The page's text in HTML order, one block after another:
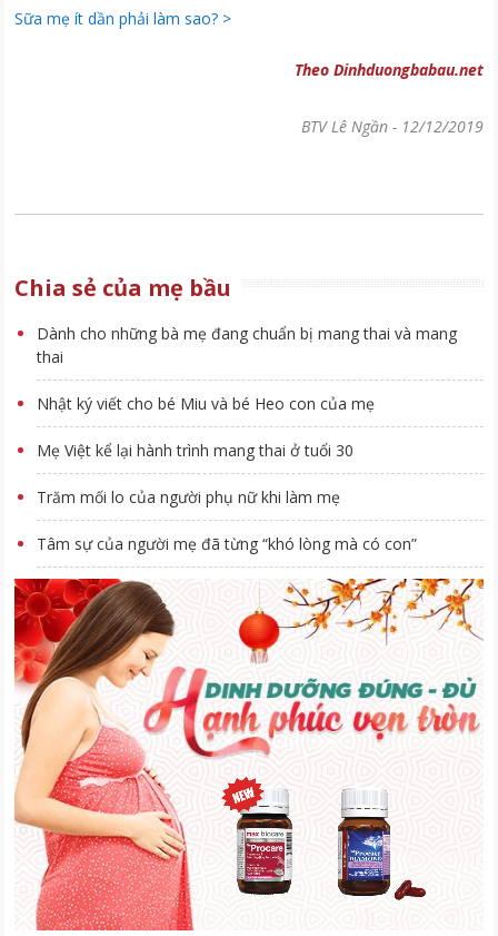
Sữa mẹ ít dần phải làm sao? >
Theo Dinhduongbabau.net
BTV Lê Ngần- 12/12/2019
Chia sẻ của mẹ bầu
Dành cho những bà mẹ đang chuẩn bị mang thai và mang
thai
Nhật ký viết cho bé Miu và bé Heo con của mẹ
Mẹ Việt kể lại hành trình mang thai ở tuổi 30
Trăm mối lo của người phụ nữ khi làm mẹ
Tâm sự của người mẹ đã từng “khó lòng mà có con”